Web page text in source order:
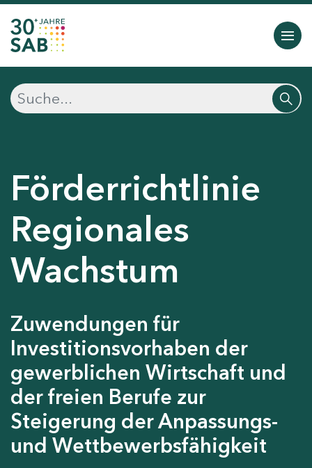
Förderrichtlinie
Regionales
Wachstum
Zuwendungen für
Investitionsvorhaben der
gewerblichen Wirtschaft und
der freien Berufe zur
Steigerung der Anpassungs-
und Wettbewerbsfähigkeit